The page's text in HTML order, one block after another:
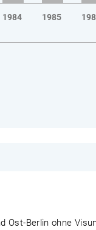
1984 1985
Ost-Berlin ohne